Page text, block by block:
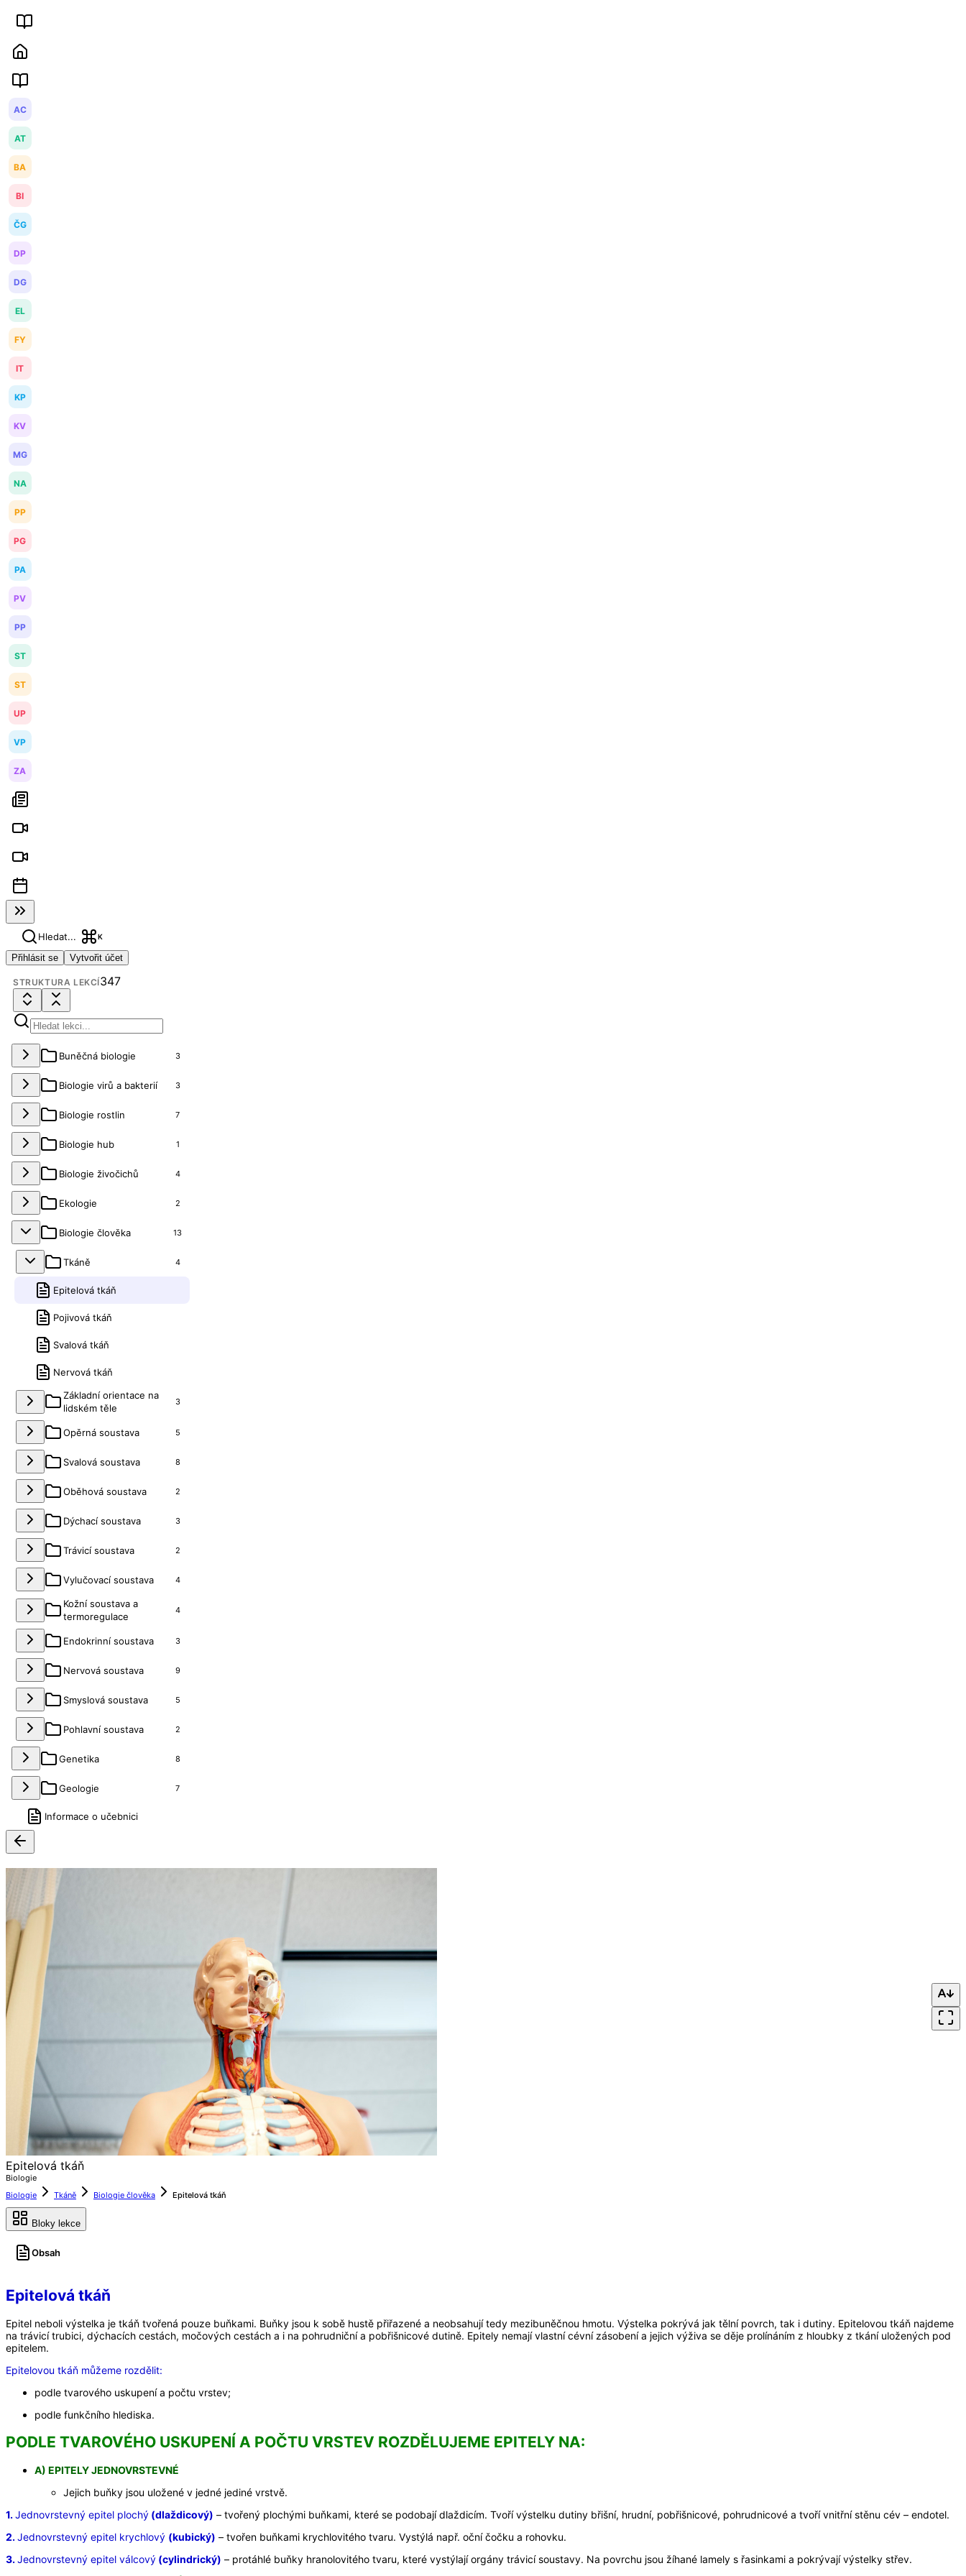
AC
AT
BA
BI
ČG
DP
DG
EL
FY
IT
KP
KV
MG
NA
PP
PG
PA
PV
PP
ST
ST
UP
VP
ZA
Hledat... K
Přihlásit se Vytvořit účet
STRUKTURA LEKCÍ347
Buněčná biologie 3
Biologie virů a bakterií 3
Biologie rostlin 7
Biologie hub 1
Biologie živočichů 4
Ekologie 2
Biologie člověka 13
Tkáně 4
Epitelová tkáň
Pojivová tkáň
Svalová tkáň
Nervová tkáň
Základní orientace na
lidském těle
3
Opěrná soustava 5
Svalová soustava 8
Oběhová soustava 2
Dýchací soustava 3
Trávicí soustava 2
Vylučovací soustava 4
Kožní soustava a
termoregulace
4
Endokrinní soustava 3
Nervová soustava 9
Smyslová soustava 5
Pohlavní soustava 2
Genetika 8
Geologie 7
Informace o učebnici
Epitelová tkáň
Biologie
Biologie
Tkáně Biologie člověka Epitelová tkáň
Bloky lekce
Obsah
Epitelová tkáň
Epitel neboli výstelka je tkáň tvořená pouze buňkami. Buňky jsou k sobě hustě přiřazené a neobsahují tedy mezibuněčnou hmotu. Výstelka pokrývá jak tělní povrch, tak i dutiny. Epitelovou tkáň najdeme
na trávicí trubici, dýchacích cestách, močových cestách a i na pohrudniční a pobřišnicové dutině. Epitely nemají vlastní cévní zásobení a jejich výživa se děje prolínáním z hloubky z tkání uložených pod
epitelem.
Epitelovou tkáň můžeme rozdělit:
podle tvarového uskupení a počtu vrstev;
podle funkčního hlediska.
PODLE TVAROVÉHO USKUPENÍ A POČTU VRSTEV ROZDĚLUJEME EPITELY NA:
A) EPITELY JEDNOVRSTEVNÉ
Jejich buňky jsou uložené v jedné jediné vrstvě.
1.Jednovrstevný epitel plochý (dlaždicový) – tvořený plochými buňkami, které se podobají dlaždicím. Tvoří výstelku dutiny břišní, hrudní, pobřišnicové, pohrudnicové a tvoří vnitřní stěnu cév – endotel.
2.Jednovrstevný epitel krychlový (kubický) – tvořen buňkami krychlovitého tvaru. Vystýlá např. oční čočku a rohovku.
3.Jednovrstevný epitel válcový (cylindrický) – protáhlé buňky hranolovitého tvaru, které vystýlají orgány trávicí soustavy. Na povrchu jsou žíhané lamely s řasinkami a pokrývají výstelky střev.